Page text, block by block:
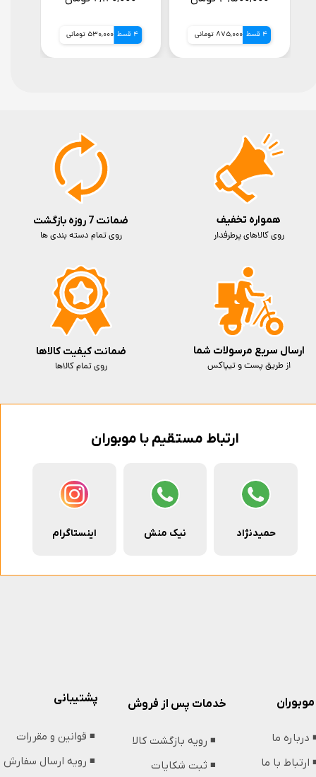
گارانتی شرکتی)
4 قسط 530,000 تومانی 4 قسط 875,000 تومانی
ارتباط مستقیم با موبوران
حمیدنژاد نیک منش اینستاگرام
ضمانت 7 روزه بازگشت
روی تمام دسته بندی ها
ارسال سریع مرسولات شما
از طریق پست و تیپاکس
ضمانت کیفیت کالاها
روی تمام کالاها
همواره تخفیف
روی کالاهای پرطرفدار
پشتیبانی
◾️ قوانین و مقررات
◾️ رویه ارسال سفارش
موبوران
درباره ما
ارتباط با ما
خدمات پس از فروش
◾️ رویه بازگشت کالا
◾️ ثبت شکایات